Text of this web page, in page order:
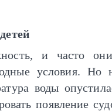
и часто
условия. Но
воды
появление